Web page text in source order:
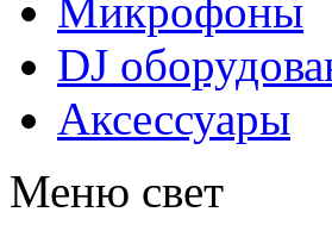
Микрофоны
DJ
Аксессуары
Меню свет